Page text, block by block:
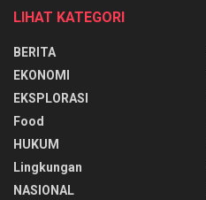
LIHAT KATEGORI
BERITA
EKONOMI
EKSPLORASI
Food
HUKUM
Lingkungan
NASIONAL